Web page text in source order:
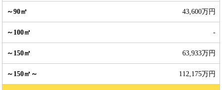
43,600万円
-
63,933万円
112,175万円